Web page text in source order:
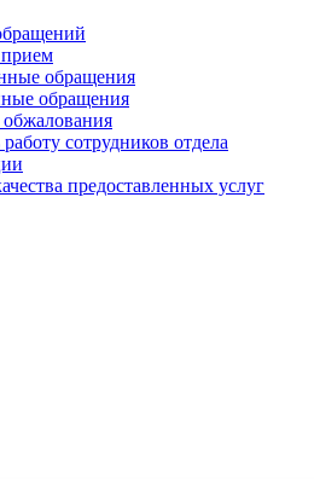
обращения
обращения
сотрудников отдела
предоставленных услуг